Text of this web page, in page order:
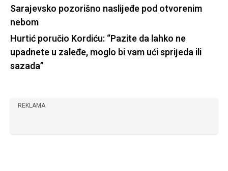
Sarajevsko pozorišno naslijeđe pod otvorenim
nebom
Hurtić poručio Kordiću: “Pazite da lahko ne
upadnete u zaleđe, moglo bi vam ući sprijeda ili
sazada”
REKLAMA